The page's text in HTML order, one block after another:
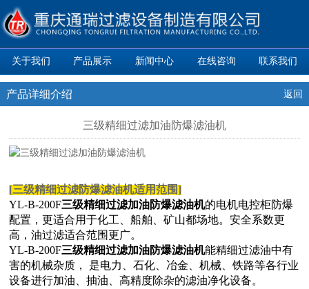
关于我们 产品展示 新闻中心 在线咨询 联系我们
产品详细介绍 返回
三级精细过滤加油防爆滤油机
[三级精细过滤防爆滤油机适用范围]
YL-B-200F三级精细过滤加油防爆滤油机的电机电控柜防爆
配置，更适合用于化工、船舶、矿山都场地。安全系数更
高，油过滤适合范围更广。
YL-B-200F三级精细过滤加油防爆滤油机能精细过滤油中有
害的机械杂质， 是电力、石化、冶金、机械、铁路等各行业
设备进行加油、抽油、高精度除杂的滤油净化设备。